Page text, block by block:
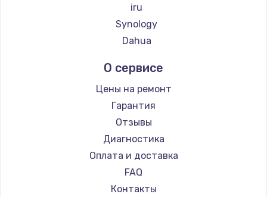
iru
Synology
Dahua
О сервисе
Цены на ремонт
Гарантия
Отзывы
Диагностика
Оплата и доставка
FAQ
Контакты